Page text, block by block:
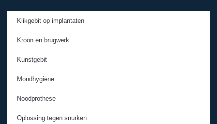
Klikgebit op implantaten
Kroon en brugwerk
Kunstgebit
Mondhygiëne
Noodprothese
Oplossing tegen snurken